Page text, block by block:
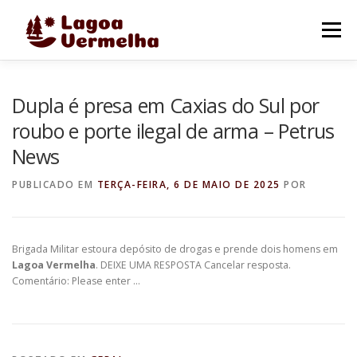
Menu
Dupla é presa em Caxias do Sul por
roubo e porte ilegal de arma – Petrus
News
PUBLICADO EM TERÇA-FEIRA, 6 DE MAIO DE 2025 POR
Brigada Militar estoura depósito de drogas e prende dois homens em
Lagoa Vermelha. DEIXE UMA RESPOSTA Cancelar resposta.
Comentário: Please enter …